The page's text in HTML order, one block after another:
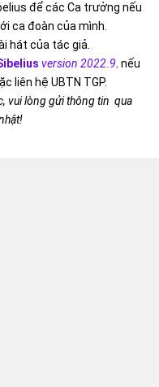
để các Ca trưởng nếu
ca đoàn của mình.
hát của tác giả.
version 2022.9, nếu
liên hệ UBTN TGP.
vui lòng gửi thông tin qua